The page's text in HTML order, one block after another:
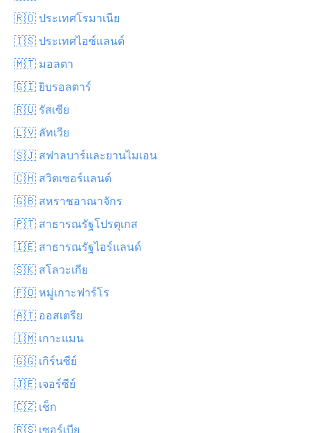
🇷🇴 ประเทศโรมาเนีย
🇮🇸 ประเทศไอซ์แลนด์
🇲🇹 มอลตา
🇬🇮 ยิบรอลตาร์
🇷🇺 รัสเซีย
🇱🇻 ลัทเวีย
🇸🇯 สฟาลบาร์และยานไมเอน
🇨🇭 สวิตเซอร์แลนด์
🇬🇧 สหราชอาณาจักร
🇵🇹 สาธารณรัฐโปรตุเกส
🇮🇪 สาธารณรัฐไอร์แลนด์
🇸🇰 สโลวะเกีย
🇫🇴 หมู่เกาะฟาร์โร
🇦🇹 ออสเตรีย
🇮🇲 เกาะแมน
🇬🇬 เกิร์นซีย์
🇯🇪 เจอร์ซีย์
🇨🇿 เช็ก
🇷🇸 เซอร์เบีย